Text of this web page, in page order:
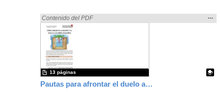
Pautas para afrontar el duelo ante un fallecimiento en la etapa de 0-6 años.
Encontrado «rezo» en:
Contenido del PDF
la
…
13 páginas